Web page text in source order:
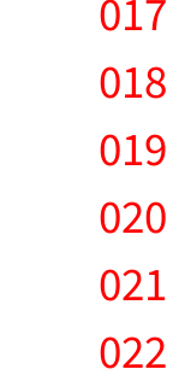
017
018
019
020
021
022